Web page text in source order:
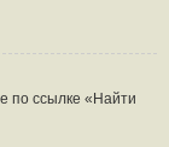
по ссылке «Найти